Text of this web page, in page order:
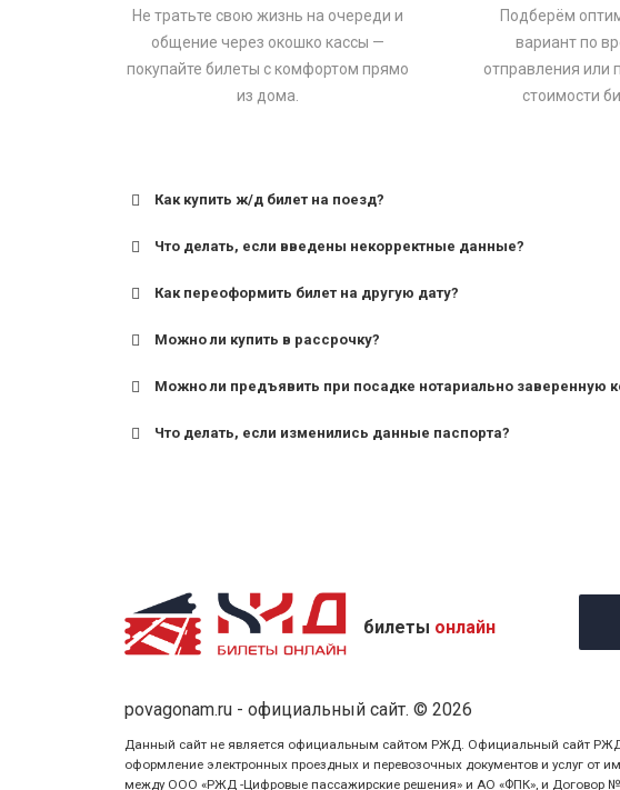
Не тратьте свою жизнь на очереди и
общение через окошко кассы —
покупайте билеты с комфортом прямо
из дома.
Подберём
вариант по
отправления или
стоимости
Как купить ж/д билет на поезд?
Что делать, если введены некорректные данные?
Как переоформить билет на другую дату?
Можно ли купить в рассрочку?
Можно ли предъявить при посадке нотариально заверенную
Что делать, если изменились данные паспорта?
билеты онлайн
povagonam.ru - официальный сайт. © 2026
Данный сайт не является официальным сайтом РЖД. Официальный сайт РЖД
оформление электронных проездных и перевозочных документов и услуг от
между ООО «РЖД -Цифровые пассажирские решения» и АО «ФПК», и Договор №